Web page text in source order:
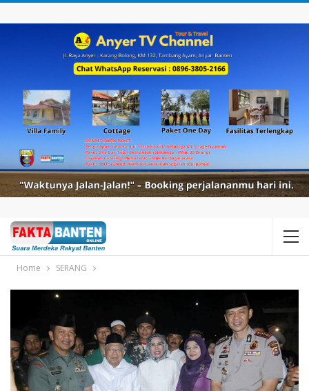
Home SERANG